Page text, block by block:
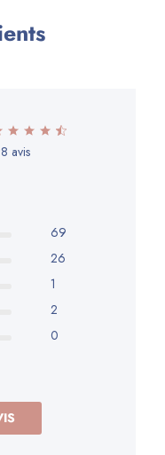
avis
69
26
1
2
0